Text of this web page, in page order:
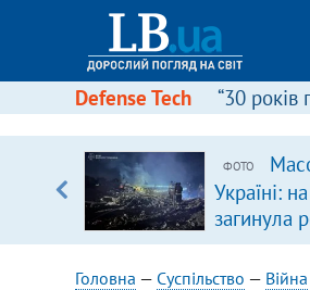
Defense Tech “30 років
ФОТО
Україні:
загинула
удар по
Головна — Суспільство — Війна